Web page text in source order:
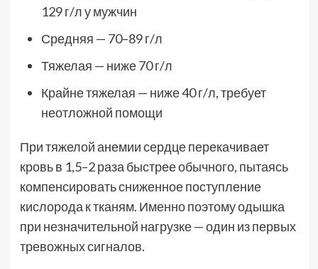
129 г/л у мужчин
Средняя — 70–89 г/л
Тяжелая — ниже 70 г/л
Крайне тяжелая — ниже 40 г/л, требует
неотложной помощи
При тяжелой анемии сердце перекачивает
кровь в 1,5–2 раза быстрее обычного, пытаясь
компенсировать сниженное поступление
кислорода к тканям. Именно поэтому одышка
при незначительной нагрузке — один из первых
тревожных сигналов.